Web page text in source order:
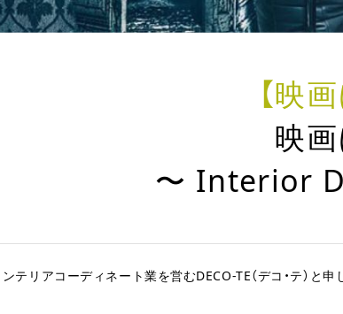
【映
映
〜 Interior
テリアコーディネート業を営むDECO-TE（デコ・テ）と申